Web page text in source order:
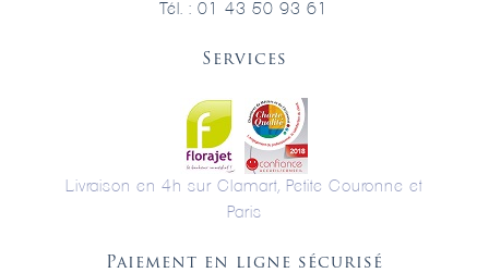
Tél. : 01 43 50 93 61
Services
Livraison en 4h sur Clamart, Petite Couronne et
Paris
Paiement en ligne sécurisé